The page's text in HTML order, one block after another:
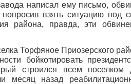
написал ему письмо,
взять ситуацию под
района, правда, эти
Торфяное Приозерского
бойкотировать
строился всем поселком
месяц назад